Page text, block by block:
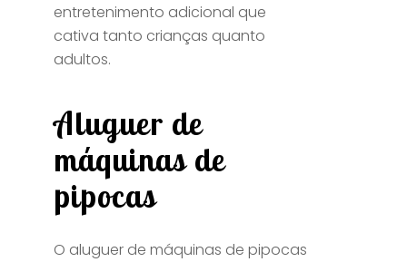
entretenimento adicional que
cativa tanto crianças quanto
adultos.
Aluguer de
máquinas de
pipocas
O aluguer de máquinas de pipocas